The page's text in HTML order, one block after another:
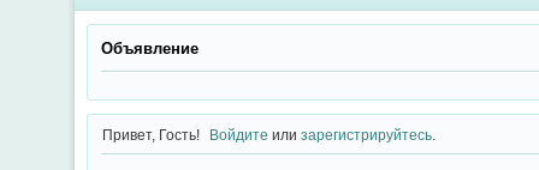
Объявление
Привет, Гость! Войдите илизарегистрируйтесь